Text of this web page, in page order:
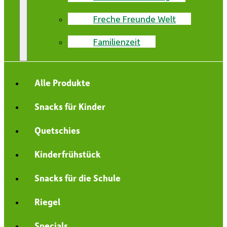
Freche Freunde Welt
Familienzeit
Alle Produkte
Snacks für Kinder
Quetschies
Kinderfrühstück
Snacks für die Schule
Riegel